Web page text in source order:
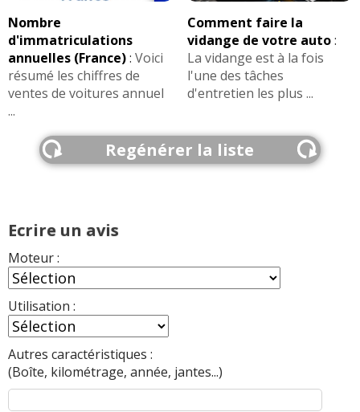
Les sur la déclinaisonRecharge Extended
Electrique>>
Nombre
d'immatriculations
annuelles (France): Voici
résumé les chiffres de
ventes de voitures annuel
...
Comment faire la
vidange de votre auto:
La vidange est à la fois
l'une des tâches
d'entretien les plus ...
Regénérer la liste
Ecrire un avis
Moteur :
Utilisation :
Autres caractéristiques :
(Boîte, kilométrage, année, jantes...)